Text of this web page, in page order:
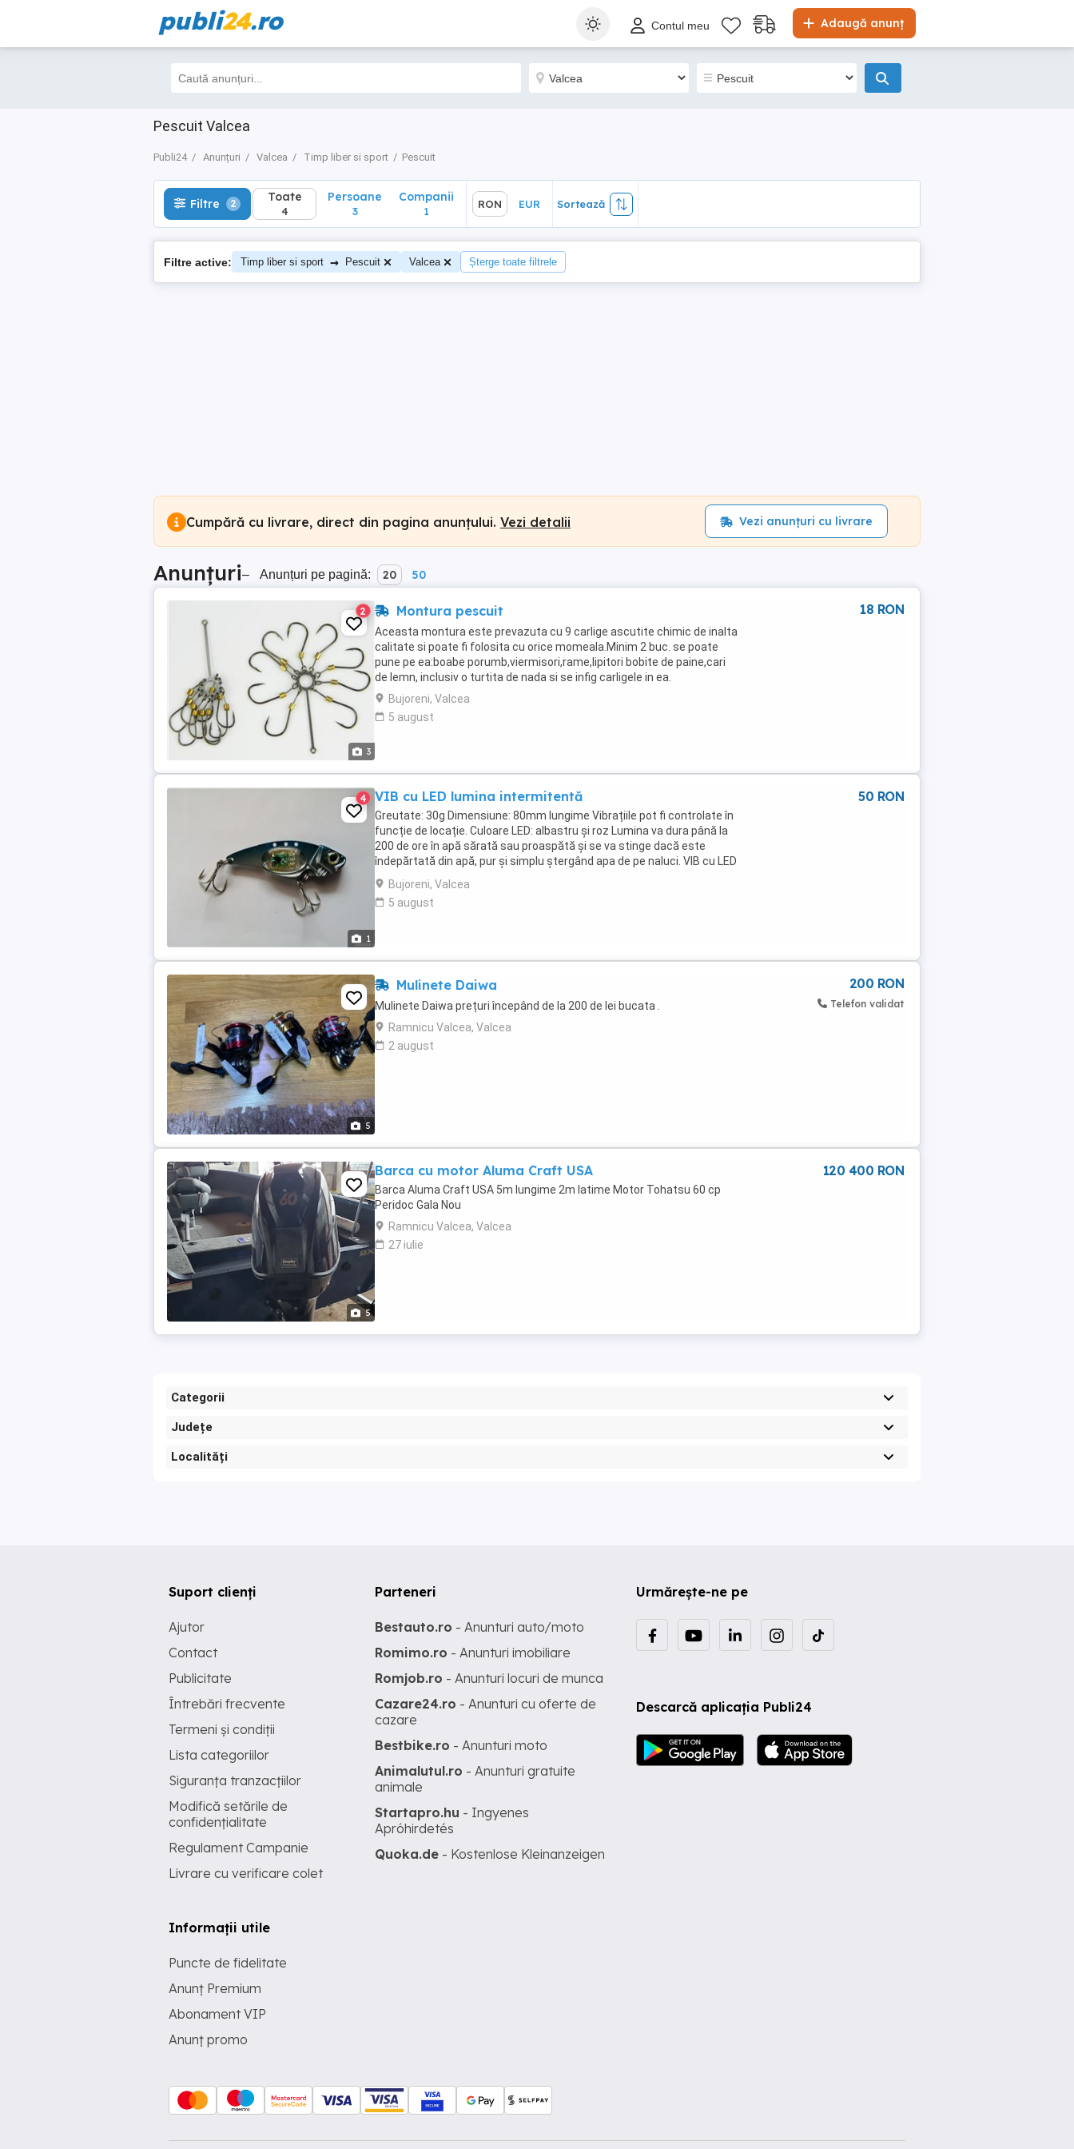
publi24.ro Adaugă anunț
Contul meu
Pescuit Valcea
Publi24 Anunțuri Valcea Timp liber si sport Pescuit
Filtre 2 Toate
4
Sortează
Filtre 2 Toate
4
Persoane
3
Companii
1
RON EUR Sortează
Filtre active: Timp liber si sport → Pescuit Valcea Șterge toate filtrele
Cumpără cu livrare, direct din pagina anunțului. Vezi detalii Vezi anunțuri cu livrare
Anunțuri– Anunțuri pe pagină: 20 50
3
2 Montura pescuit
Aceasta montura este prevazuta cu 9 carlige ascutite chimic de inalta
calitate si poate fi folosita cu orice momeala.Minim 2 buc. se poate
pune pe ea:boabe porumb,viermisori,rame,lipitori bobite de paine,cari
de lemn, inclusiv o turtita de nada si se infig carligele in ea.
Bujoreni, Valcea
5 august
18 RON
1
4 VIB cu LED lumina intermitentă
Greutate: 30g Dimensiune: 80mm lungime Vibrațiile pot fi controlate în
funcție de locație. Culoare LED: albastru și roz Lumina va dura până la
200 de ore în apă sărată sau proaspătă și se va stinge dacă este
îndepărtată din apă, pur și simplu ștergând apa de pe naluci. VIB cu LED
lumina intermitentă ...
Bujoreni, Valcea
5 august
50 RON
5
Mulinete Daiwa
Mulinete Daiwa prețuri începând de la 200 de lei bucata .
Ramnicu Valcea, Valcea
2 august
200 RON
Telefon validat
5
Barca cu motor Aluma Craft USA
Barca Aluma Craft USA 5m lungime 2m latime Motor Tohatsu 60 cp
Peridoc Gala Nou
Ramnicu Valcea, Valcea
27 iulie
120 400 RON
Categorii
Județe
Localități
Urmărește-ne pe
Descarcă aplicația Publi24
Suport clienți
Ajutor
Contact
Publicitate
Întrebări frecvente
Termeni și condiții
Lista categoriilor
Siguranța tranzacțiilor
Modifică setările de
confidențialitate
Regulament Campanie
Livrare cu verificare colet
Informații utile
Puncte de fidelitate
Anunț Premium
Abonament VIP
Anunț promo
Parteneri
Bestauto.ro - Anunturi auto/moto
Romimo.ro - Anunturi imobiliare
Romjob.ro - Anunturi locuri de munca
Cazare24.ro - Anunturi cu oferte de
cazare
Bestbike.ro - Anunturi moto
Animalutul.ro - Anunturi gratuite
animale
Startapro.hu - Ingyenes
Apróhirdetés
Quoka.de - Kostenlose Kleinanzeigen